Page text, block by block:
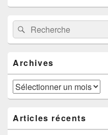
Zone
principale
de
widget
barre
latérale
Recherche :Rechercher
Archives
Archives
Articles récents